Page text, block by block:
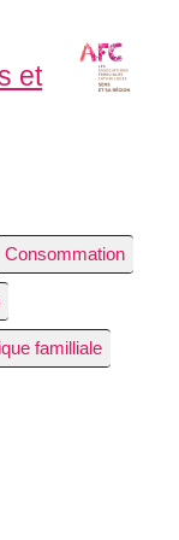
et
Consommation
familliale